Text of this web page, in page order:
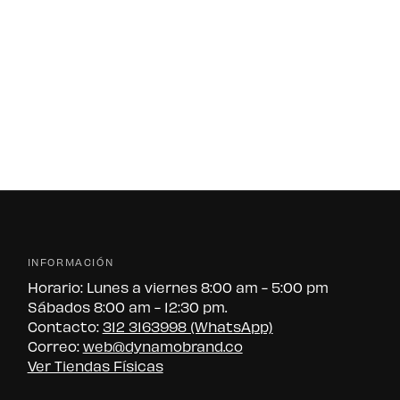
INFORMACIÓN
Horario: Lunes a viernes 8:00 am - 5:00 pm
Sábados 8:00 am - 12:30 pm.
Contacto:312 3163998 (WhatsApp)
Correo:web@dynamobrand.co
Ver Tiendas Físicas